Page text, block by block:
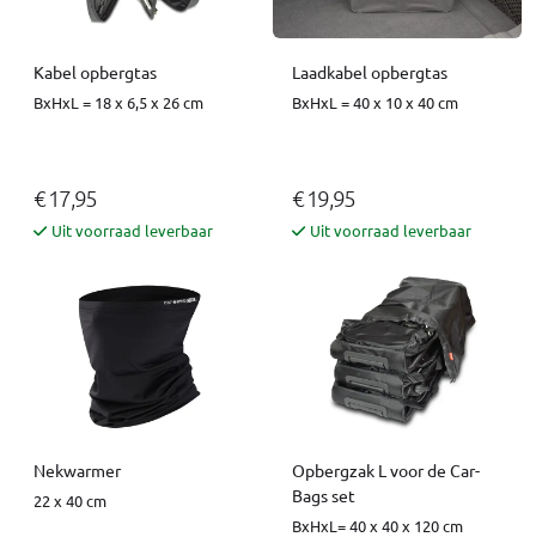
Kabel opbergtas
BxHxL = 18 x 6,5 x 26 cm
€ 17,95
Uit voorraad leverbaar
Laadkabel opbergtas
BxHxL = 40 x 10 x 40 cm
€ 19,95
Uit voorraad leverbaar
Nekwarmer
22 x 40 cm
Opbergzak L voor de Car-
Bags set
BxHxL= 40 x 40 x 120 cm